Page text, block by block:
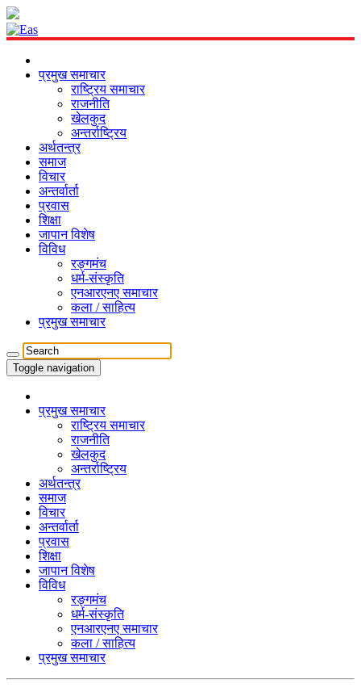
प्रमुख समाचार
राष्ट्रिय समाचार
राजनीति
खेलकुद
अन्तर्राष्ट्रिय
अर्थतन्त्र
समाज
विचार
अन्तर्वार्ता
प्रवास
शिक्षा
जापान विशेष
विविध
रङ्गमंच
धर्म-संस्कृति
एनआरएनए समाचार
कला / साहित्य
प्रमुख समाचार
Toggle navigation
प्रमुख समाचार
राष्ट्रिय समाचार
राजनीति
खेलकुद
अन्तर्राष्ट्रिय
अर्थतन्त्र
समाज
विचार
अन्तर्वार्ता
प्रवास
शिक्षा
जापान विशेष
विविध
रङ्गमंच
धर्म-संस्कृति
एनआरएनए समाचार
कला / साहित्य
प्रमुख समाचार